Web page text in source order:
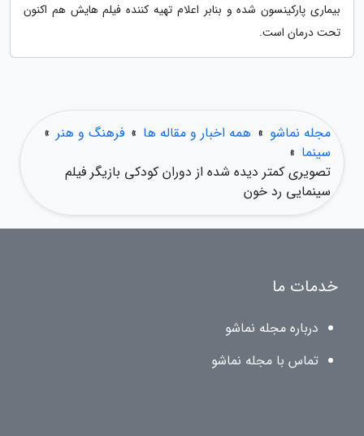
بیماری پارکینسون شده و بنابر اعلام تهیه کننده فیلم هایش هم اکنون
تحت درمان است.
مجله نماشو » همه اخبار و مقاله ها » فرهنگ و هنر »
سینما »
تصویری کمتر دیده شده از دوران کودکی بازیگر فیلم
سینمایی رد خون
خدمات ما
درباره مجله نماشو
تماس با مجله نماشو